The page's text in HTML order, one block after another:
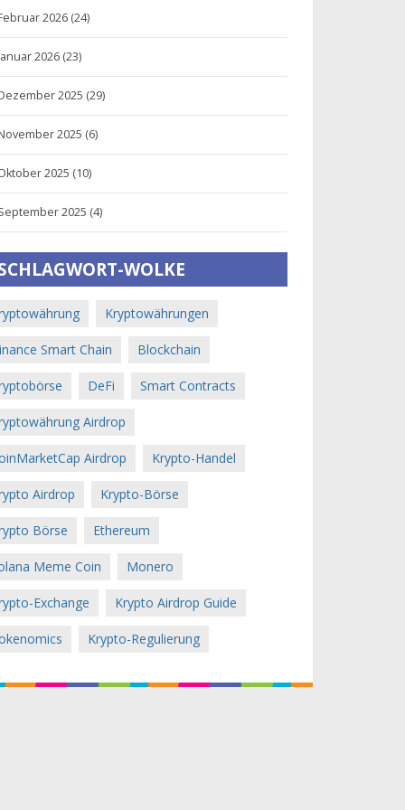
2026 (24)
2026 (23)
2025 (29)
2025 (6)
2025 (10)
2025 (4)
WOLKE
Kryptowährungen
Smart Chain Blockchain
DeFi Smart Contracts
Airdrop
Airdrop Krypto-Handel
Airdrop Krypto-Börse
Börse Ethereum
Meme Coin Monero
Exchange Krypto Airdrop Guide
Krypto-Regulierung